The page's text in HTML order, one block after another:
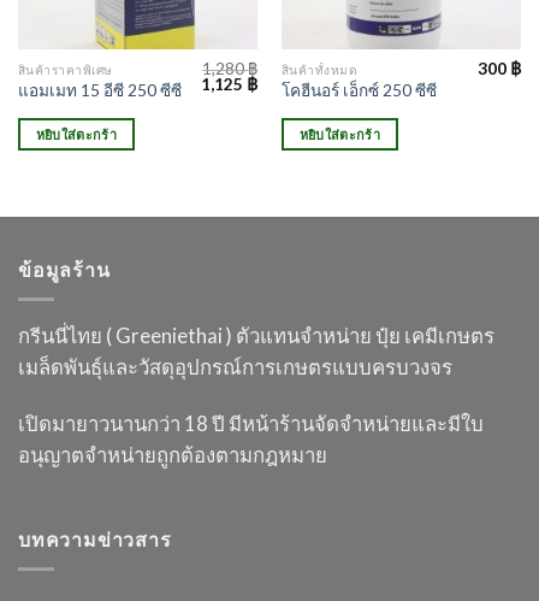
สินค้าราคาพิเศษ
แอมเมท 15 อีซี 250 ซีซี
1,280฿
Original
price
1,125 ฿Current
price
1,125 ฿.
หยิบใส่ตะกร้า
สินค้าทั้งหมด
โคฮีนอร์ เอ็กซ์ 250 ซีซี
300 ฿
หยิบใส่ตะกร้า
ข้อมูลร้าน
กรีนนี่ไทย ( Greeniethai ) ตัวแทนจำหน่าย ปุ๋ย เคมีเกษตร
เมล็ดพันธุ์และวัสดุอุปกรณ์การเกษตรแบบครบวงจร
เปิดมายาวนานกว่า 18 ปี มีหน้าร้านจัดจำหน่ายและมีใบ
อนุญาตจำหน่ายถูกต้องตามกฎหมาย
บทความข่าวสาร